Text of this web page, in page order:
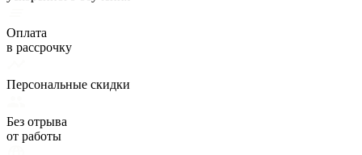
Оплата
в рассрочку
Персональные скидки
Без отрыва
от работы